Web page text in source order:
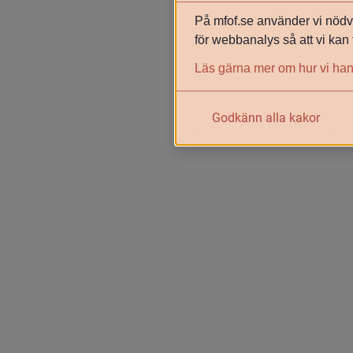
På mfof.se använder vi
för webbanalys så att vi
Läs gärna mer om hur vi
Godkänn alla kakor